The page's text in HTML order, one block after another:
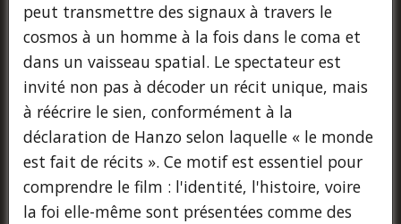
peut transmettre des signaux à travers le
cosmos à un homme à la fois dans le coma et
dans un vaisseau spatial. Le spectateur est
invité non pas à décoder un récit unique, mais
à réécrire le sien, conformément à la
déclaration de Hanzo selon laquelle « le monde
est fait de récits ». Ce motif est essentiel pour
comprendre le film : l'identité, l'histoire, voire
la foi elle-même sont présentées comme des